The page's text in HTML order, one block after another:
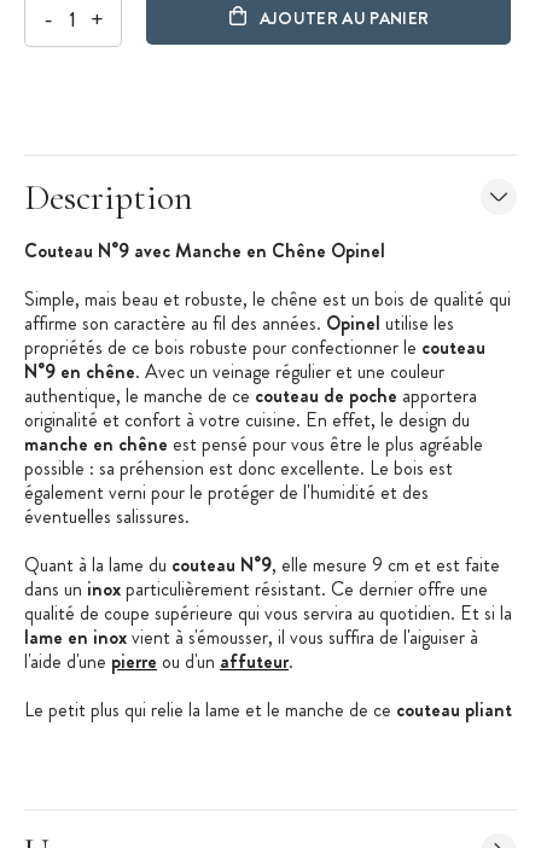
- + AJOUTER AU PANIER
Description
Couteau N°9 avec Manche en Chêne Opinel
Simple, mais beau et robuste, le chêne est un bois de qualité qui
affirme son caractère au fil des années. Opinel utilise les
propriétés de ce bois robuste pour confectionner le couteau
N°9 en chêne. Avec un veinage régulier et une couleur
authentique, le manche de ce couteau de poche apportera
originalité et confort à votre cuisine. En effet, le design du
manche en chêne est pensé pour vous être le plus agréable
possible : sa préhension est donc excellente. Le bois est
également verni pour le protéger de l'humidité et des
éventuelles salissures.
Quant à la lame du couteau N°9, elle mesure 9 cm et est faite
dans un inoxparticulièrement résistant. Ce dernier offre une
qualité de coupe supérieure qui vous servira au quotidien. Et si la
lame en inoxvient à s'émousser, il vous suffira de l'aiguiser à
l'aide d'une pierre ou d'un affuteur.
Le petit plus qui relie la lame et le manche de ce couteau pliant
position ouverte ou fermée.